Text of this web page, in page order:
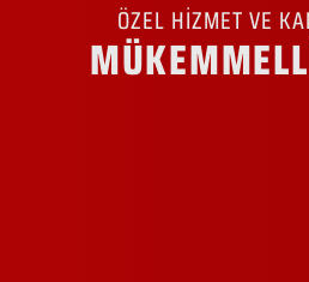
ÖZEL HİZMET VE